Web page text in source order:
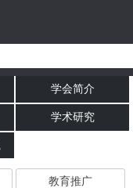
学会简介
学术研究
教育推广